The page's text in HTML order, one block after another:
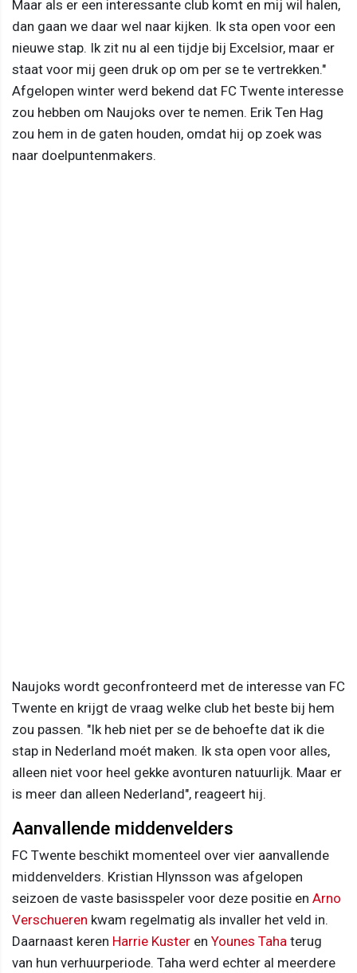
Maar als er een interessante club komt en mij wil halen,
dan gaan we daar wel naar kijken. Ik sta open voor een
nieuwe stap. Ik zit nu al een tijdje bij Excelsior, maar er
staat voor mij geen druk op om per se te vertrekken."
Afgelopen winter werd bekend dat FC Twente interesse
zou hebben om Naujoks over te nemen. Erik Ten Hag
zou hem in de gaten houden, omdat hij op zoek was
naar doelpuntenmakers.
Naujoks wordt geconfronteerd met de interesse van FC
Twente en krijgt de vraag welke club het beste bij hem
zou passen. "Ik heb niet per se de behoefte dat ik die
stap in Nederland moét maken. Ik sta open voor alles,
alleen niet voor heel gekke avonturen natuurlijk. Maar er
is meer dan alleen Nederland", reageert hij.
Aanvallende middenvelders
FC Twente beschikt momenteel over vier aanvallende
middenvelders. Kristian Hlynsson was afgelopen
seizoen de vaste basisspeler voor deze positie en Arno
Verschueren kwam regelmatig als invaller het veld in.
Daarnaast keren Harrie Kuster en Younes Taha terug
van hun verhuurperiode. Taha werd echter al meerdere